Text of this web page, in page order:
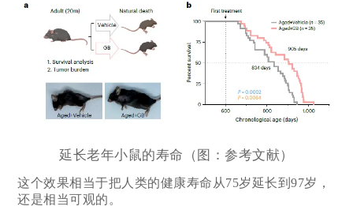
延长老年小鼠的寿命（图：参考文献）
这个效果相当于把人类的健康寿命从75岁延长到97岁，
还是相当可观的。